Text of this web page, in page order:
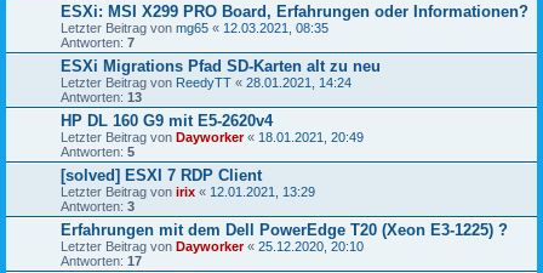
ESXi: MSI X299 PRO Board, Erfahrungen oder Informationen?
Letzter Beitrag von mg65 « 12.03.2021, 08:35
Antworten: 7
ESXi Migrations Pfad SD-Karten alt zu neu
Letzter Beitrag von ReedyTT « 28.01.2021, 14:24
Antworten: 13
HP DL 160 G9 mit E5-2620v4
Letzter Beitrag von Dayworker« 18.01.2021, 20:49
Antworten: 5
[solved] ESXI 7 RDP Client
Letzter Beitrag von irix « 12.01.2021, 13:29
Antworten: 3
Erfahrungen mit dem Dell PowerEdge T20 (Xeon E3-1225) ?
Letzter Beitrag von Dayworker« 25.12.2020, 20:10
Antworten: 17